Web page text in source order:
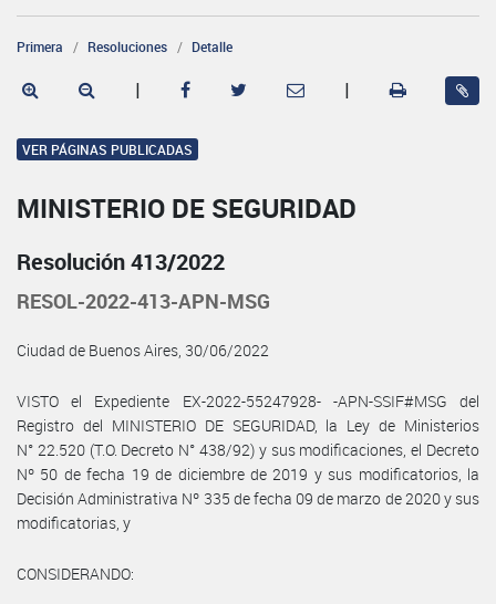
Primera Resoluciones Detalle
| |
VER PÁGINAS PUBLICADAS
MINISTERIO DE SEGURIDAD
Resolución 413/2022
RESOL-2022-413-APN-MSG
Ciudad de Buenos Aires, 30/06/2022
VISTO el Expediente EX-2022-55247928- -APN-SSIF#MSG del
Registro del MINISTERIO DE SEGURIDAD, la Ley de Ministerios
N° 22.520 (T.O. Decreto N° 438/92) y sus modificaciones, el Decreto
Nº 50 de fecha 19 de diciembre de 2019 y sus modificatorios, la
Decisión Administrativa Nº 335 de fecha 09 de marzo de 2020 y sus
modificatorias, y
CONSIDERANDO: